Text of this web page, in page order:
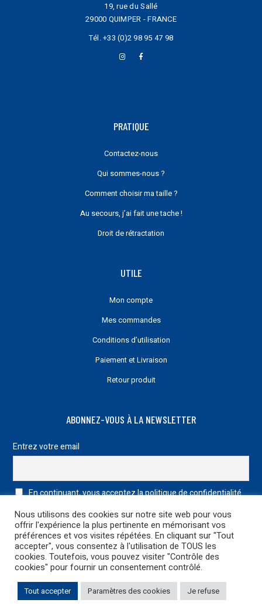
19, rue du Sallé
29000 QUIMPER - FRANCE
Tél.+33 (0)2 98 95 47 98
PRATIQUE
Contactez-nous
Qui sommes-nous ?
Comment choisir ma taille ?
Au secours, j’ai fait une tache !
Droit de rétractation
UTILE
Mon compte
Mes commandes
Conditions d’utilisation
Paiement et Livraison
Retour produit
ABONNEZ-VOUS À LA NEWSLETTER
Entrez votre email
En continuant, vous acceptez la politique de confidentialité
Mentions légales| Politique de confidentialité| © 2022 Conception
& Développementnetao| Tous droits réservés
Nous utilisons des cookies sur notre site web pour vous
offrir l'expérience la plus pertinente en mémorisant vos
préférences et vos visites répétées. En cliquant sur "Tout
accepter", vous consentez à l'utilisation de TOUS les
cookies. Toutefois, vous pouvez visiter "Contrôle des
cookies" pour fournir un consentement contrôlé.
Tout accepter Paramètres des cookies Je refuse